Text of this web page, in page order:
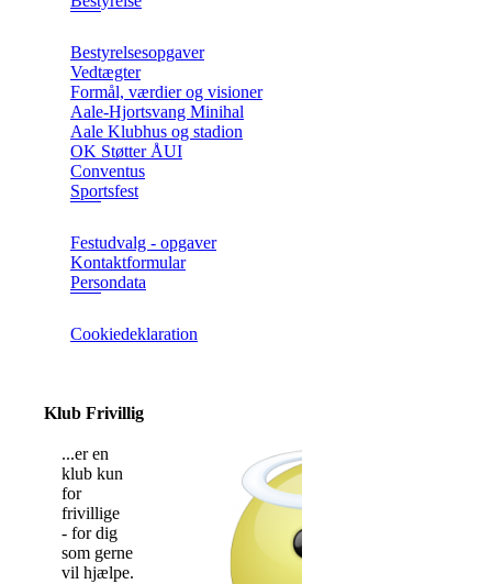
Bestyrelsesopgaver
Vedtægter
Formål, værdier og visioner
Aale-Hjortsvang Minihal
Aale Klubhus og stadion
OK Støtter ÅUI
Conventus
Sportsfest
Festudvalg - opgaver
Kontaktformular
Persondata
Cookiedeklaration
Klub Frivillig
...er en
klub kun
for
frivillige
- for dig
som gerne
vil hjælpe.